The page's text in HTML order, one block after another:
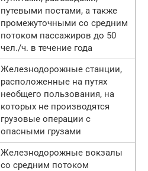
путевыми постами, а также
промежуточными со средним
потоком пассажиров до 50
чел./ч. в течение года
Железнодорожные станции,
расположенные на путях
необщего пользования, на
которых не производятся
грузовые операции с
опасными грузами
Железнодорожные вокзалы
со средним потоком